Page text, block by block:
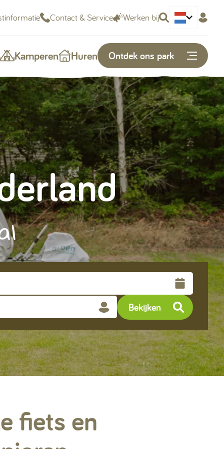
Contact & Service Werken bij Deutsch
Kamperen Huren Ontdek ons park
Of snel naar...
Plattegrond
Openingstijden
Vacatures
Kunnen we je helpen?
Contact & Veelgestelde vragen
Volg ons op social media
Bekijken
fiets en